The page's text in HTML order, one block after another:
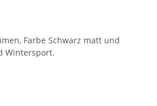
Farbe Schwarz matt und
Wintersport.